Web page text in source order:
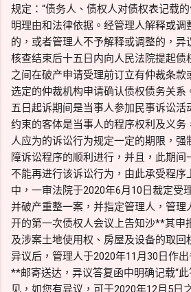
规定：“债务人、债权人对债权表记载
明理由和法律依据。经管理人解释或调
的，或者管理人不予解释或调整的，异
核查结束后十五日内向人民法院提起债
之间在破产申请受理前订立有仲裁条款
选定的仲裁机构申请确认债权债务关系
五日起诉期间是当事人参加民事诉讼活
约束的客体是当事人的程序权利及义务
人应为的诉讼行为规定一定的期限，
障诉讼程序的顺利进行，并且，此期
不能再进行该诉讼行为，由此承受程序
中，一审法院于2020年6月10日裁定受
并破产重整一案，并指定管理人，管理
开的第一次债权人会议上告知沙**其申
及涉案土地使用权、房屋及设备的取
异议后，管理人于2020年11月30日作
**邮寄送达，异议答复函中明确记载“
见，如您有异议，可于2020年12月5日